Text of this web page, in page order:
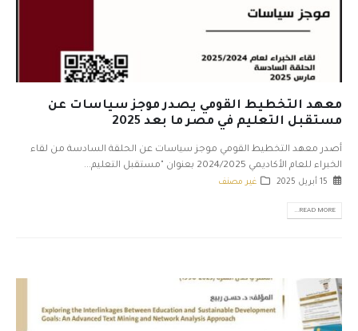
معهد التخطيط القومي يصدر موجز سياسات عن
مستقبل التعليم في مصر ما بعد 2025
أصدر معهد التخطيط القومي موجز سياسات عن الحلقة السادسة من لقاء
الخبراء للعام الأكاديمي 2024/2025 بعنوان "مستقبل التعليم...
15 أبريل 2025 غير مصنف
READ MORE...